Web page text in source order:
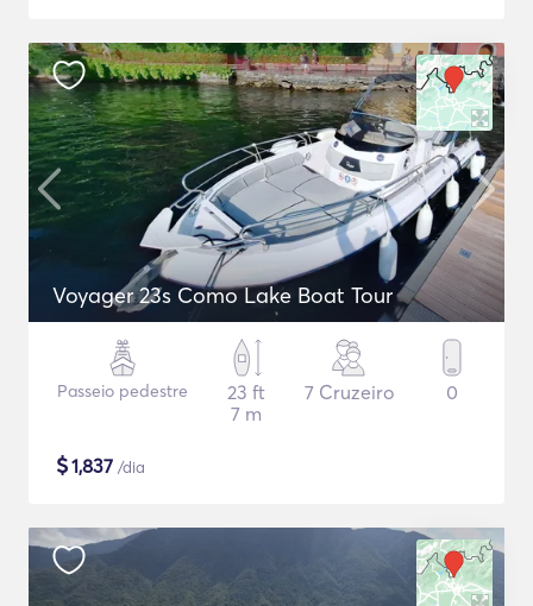
Voyager 23s Como Lake Boat Tour
Passeio pedestre
23 ft
7 m
7 Cruzeiro 0
$1,837 /dia